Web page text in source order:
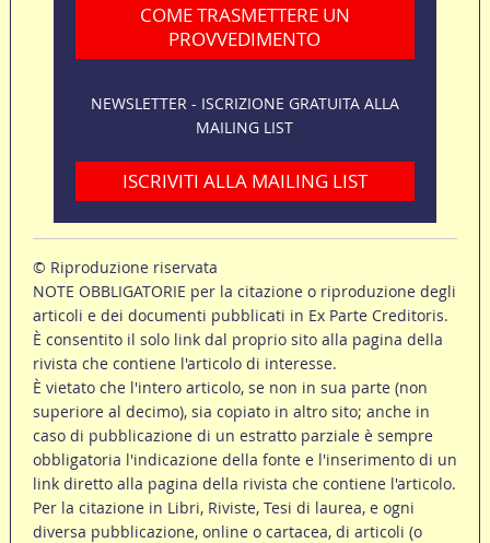
COME TRASMETTERE UN
PROVVEDIMENTO
NEWSLETTER - ISCRIZIONE GRATUITA ALLA
MAILING LIST
ISCRIVITI ALLA MAILING LIST
© Riproduzione riservata
NOTE OBBLIGATORIE per la citazione o riproduzione degli
articoli e dei documenti pubblicati in Ex Parte Creditoris.
È consentito il solo link dal proprio sito alla pagina della
rivista che contiene l'articolo di interesse.
È vietato che l'intero articolo, se non in sua parte (non
superiore al decimo), sia copiato in altro sito; anche in
caso di pubblicazione di un estratto parziale è sempre
obbligatoria l'indicazione della fonte e l'inserimento di un
link diretto alla pagina della rivista che contiene l'articolo.
Per la citazione in Libri, Riviste, Tesi di laurea, e ogni
diversa pubblicazione, online o cartacea, di articoli (o